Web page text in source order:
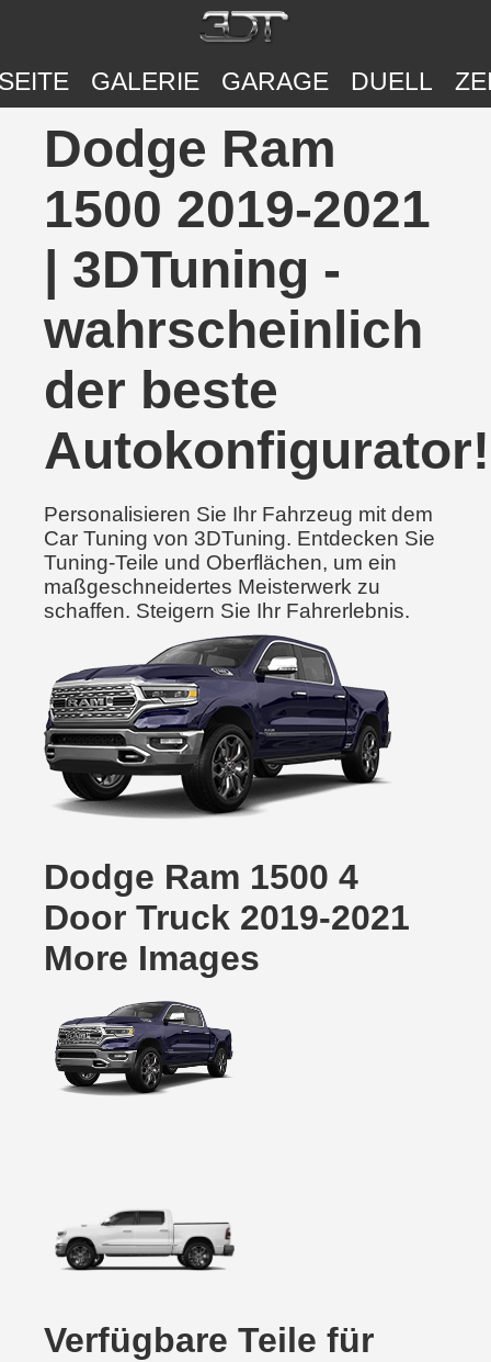
GALERIE GARAGE DUELL
Dodge Ram
1500 2019-2021
| 3DTuning -
wahrscheinlich
der beste
Autokonfigurator!
Personalisieren Sie Ihr Fahrzeug mit dem
Car Tuning von 3DTuning. Entdecken Sie
Tuning-Teile und Oberflächen, um ein
maßgeschneidertes Meisterwerk zu
schaffen. Steigern Sie Ihr Fahrerlebnis.
Dodge Ram 1500 4
Door Truck 2019-2021
More Images
Verfügbare Teile für